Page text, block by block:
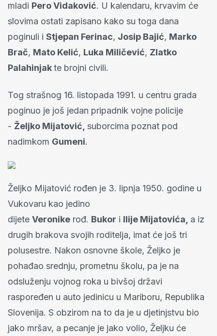
mladi Pero Vidaković. U kalendaru, krvavim će
slovima ostati zapisano kako su toga dana
poginuli i Stjepan Ferinac, Josip Bajić, Marko
Brač, Mato Kelić, Luka Miličević, Zlatko
Palahinjakte brojni civili.
Tog strašnog 16. listopada 1991. u centru grada
poginuo je još jedan pripadnik vojne policije
- Željko Mijatović, suborcima poznat pod
nadimkom Gumeni.
Željko Mijatović rođen je 3. lipnja 1950. godine u
Vukovaru kao jedino
dijete Veronike rođ. Bukor i Ilije Mijatovića, a iz
drugih brakova svojih roditelja, imat će još tri
polusestre. Nakon osnovne škole, Željko je
pohađao srednju, prometnu školu, pa je na
odsluženju vojnog roka u bivšoj državi
raspoređen u auto jedinicu u Mariboru, Republika
Slovenija. S obzirom na to da je u djetinjstvu bio
jako mršav, a pecanje je jako volio, Željku će